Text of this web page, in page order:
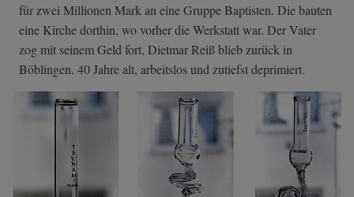
für zwei Millionen Mark an eine Gruppe Baptisten. Die bauten
eine Kirche dorthin, wo vorher die Werkstatt war. Der Vater
zog mit seinem Geld fort, Dietmar Reiß blieb zurück in
Böblingen. 40 Jahre alt, arbeitslos und zutiefst deprimiert.